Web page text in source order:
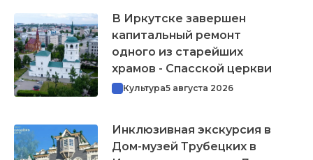
В Иркутске завершен
капитальный ремонт
одного из старейших
храмов - Спасской церкви
Культура5 августа 2026
Инклюзивная экскурсия в
Дом-музей Трубецких в